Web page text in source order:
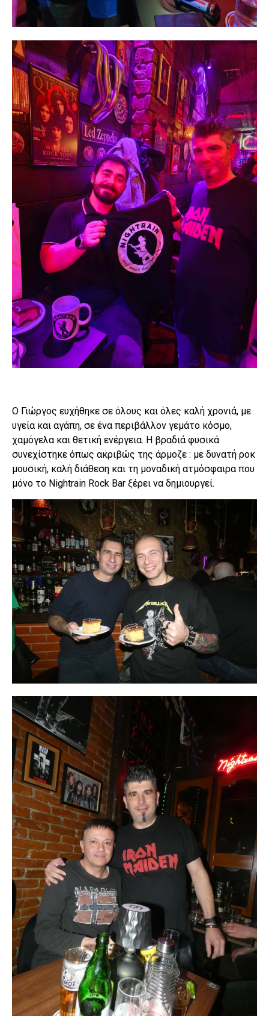
Ο Γιώργος ευχήθηκε σε όλους και όλες καλή χρονιά, με
υγεία και αγάπη, σε ένα περιβάλλον γεμάτο κόσμο,
χαμόγελα και θετική ενέργεια. Η βραδιά φυσικά
συνεχίστηκε όπως ακριβώς της άρμοζε : με δυνατή ροκ
μουσική, καλή διάθεση και τη μοναδική ατμόσφαιρα που
μόνο το Nightrain Rock Bar ξέρει να δημιουργεί.